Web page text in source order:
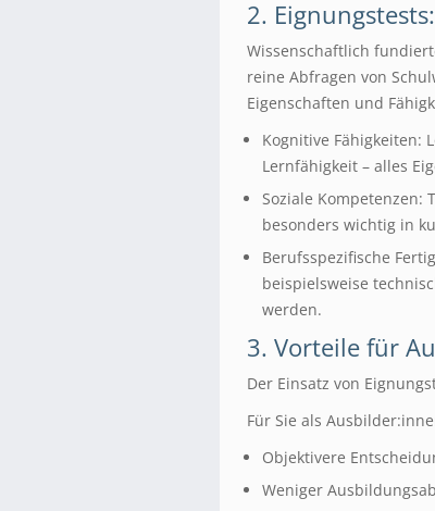
2.
Wissenschaftlich
reine Abfragen von
Eigenschaften und
Kognitive Fähigkeiten:
Lernfähigkeit – alles
Soziale Kompetenzen:
besonders wichtig in
Berufsspezifische
beispielsweise
werden.
3. Vorteile für
Der Einsatz von
Für Sie als
Objektivere
Weniger